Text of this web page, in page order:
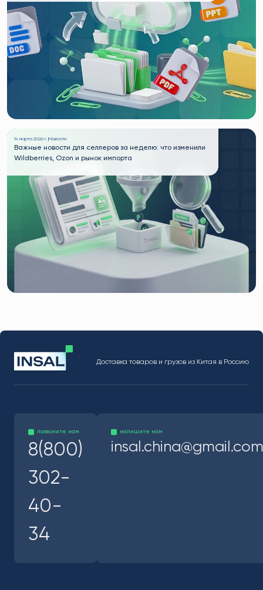
14 марта 2026 г. | Новости
Важные новости для селлеров за неделю: что изменили
Wildberries, Ozon и рынок импорта
Доставка товаров и грузов из Китая в Россию
позвоните нам
8(800)
302-
40-
34
напишите нам
insal.china@gmail.com